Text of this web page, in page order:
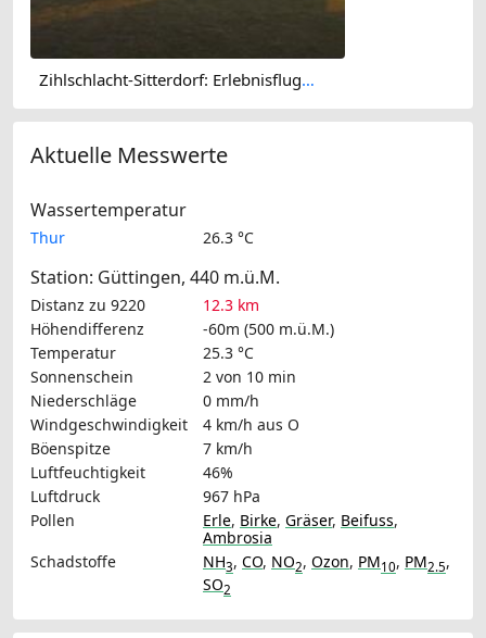
Zihlschlacht-Sitterdorf: Erlebnisflugplatz Sitterdorf
Aktuelle Messwerte
Wassertemperatur
Thur 26.3 °C
Station: Güttingen, 440 m.ü.M.
Distanz zu 9220
12.3 km
Höhendifferenz
-60m (500 m.ü.M.)
Temperatur
25.3 °C
Sonnenschein
2 von 10 min
Niederschläge
0 mm/h
Windgeschwindigkeit
4 km/h aus O
Böenspitze
7 km/h
Luftfeuchtigkeit
46%
Luftdruck
967 hPa
Pollen
Erle, Birke, Gräser, Beifuss,
Ambrosia
Schadstoffe
NH3, CO, NO2, Ozon, PM10, PM2.5,
SO2